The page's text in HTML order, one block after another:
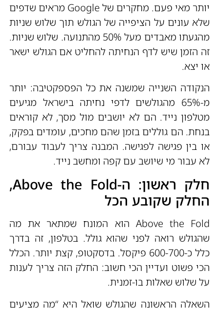
יותר מאי פעם. מחקרים של Google מראים שדפים
שלא עונים על הציפייה של הגולש תוך שלוש שניות
מהגעתו מאבדים מעל 50% מהתנועה. שלוש שניות.
זה הזמן שיש לדף הנחיתה להחליט אם הגולש ישאר
או יצא.
הנקודה השנייה שמשנה את כל הפספקטיבה: יותר
מ-65% מהגולשים לדפי נחיתה בישראל מגיעים
מטלפון נייד. הם לא יושבים מול מסך, לא קוראים
בנחת. הם גוללים בזמן שהם מחכים, עומדים בפקק,
או בין פגישה לפגישה. המבנה צריך לעבוד עבורם,
לא עבור מי שיושב עם קפה ומחשב נייד.
חלק ראשון: ה-Above the Fold,
החלק שקובע הכל
Above the Fold הוא המונח שמתאר את מה
שהגולש רואה לפני שהוא גולל. בטלפון, זה בדרך
כלל כ-600-700 פיקסל. בדסקטופ, קצת יותר. הכלל
הכי פשוט ועדיין הכי חשוב: החלק הזה צריך לענות
על שלוש שאלות בו-זמנית.
השאלה הראשונה שהגולש שואל היא “מה מציעים